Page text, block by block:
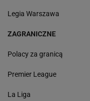
Legia Warszawa
ZAGRANICZNE
Polacy za granicą
Premier League
La Liga